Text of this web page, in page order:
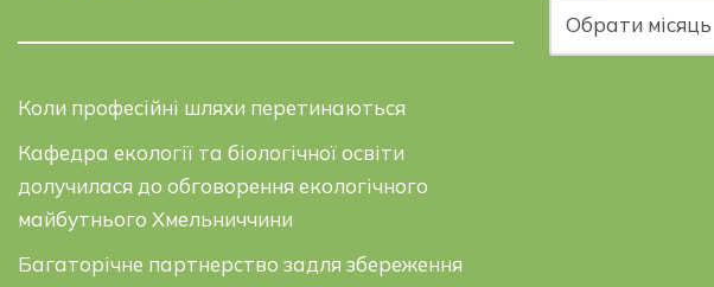
Коли професійні шляхи перетинаються
Кафедра екології та біологічної освіти
долучилася до обговорення екологічного
майбутнього Хмельниччини
Багаторічне партнерство задля збереження